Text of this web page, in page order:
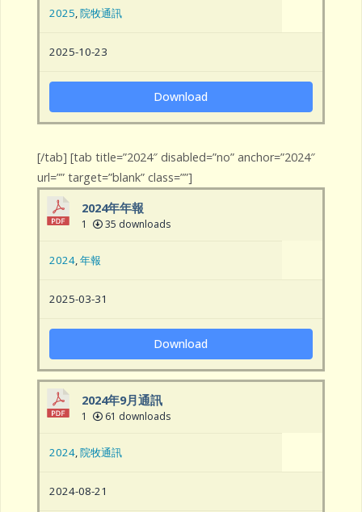
2025,院牧通訊
2025-10-23
Download
[/tab] [tab title=”2024″ disabled=”no” anchor=”2024″
url=”” target=”blank” class=””]
2024年年報
1 35 downloads
2024,年報
2025-03-31
Download
2024年9月通訊
1 61 downloads
2024,院牧通訊
2024-08-21